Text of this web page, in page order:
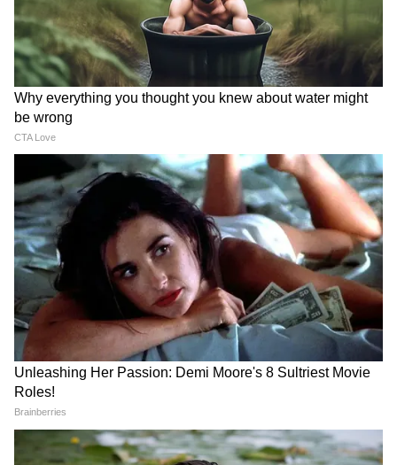
Image Credit : Getty
কর্কট (Cancer Love Horoscope):
আপনার হৃদয়ের সবচেয়ে কাছের একজনের জন্য
সময় বের করুন, বেড়াতে যান এবং একসঙ্গে কিছু
আড্ডাময় মুহূর্ত কাটান। আপনি আপনার মিষ্টি কথা
দিয়ে আপনার সঙ্গীর মন জয় করবেন।
5
12
Image Credit :
সিংহ (Leo Love Horoscope):
আপনার ভবিষ্যতের জন্য আগে থেকেই পরিকল্পনা